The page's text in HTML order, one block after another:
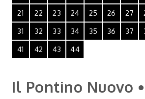
21
22 23 24 25 26 27
31
32 33 34 35 36 37
41
42 43 44
Il Pontino Nuovo